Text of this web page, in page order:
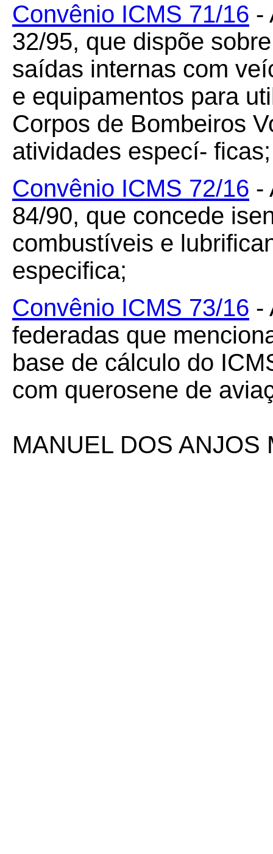
Convênio ICMS 71/16 -
32/95, que dispõe
saídas internas com
e equipamentos para
Corpos de Bombeiros
atividades especí- ficas;
Convênio ICMS 72/16 -
84/90, que concede
combustíveis e
especifica;
Convênio ICMS 73/16 -
federadas que
base de cálculo do
com querosene de
MANUEL DOS ANJOS